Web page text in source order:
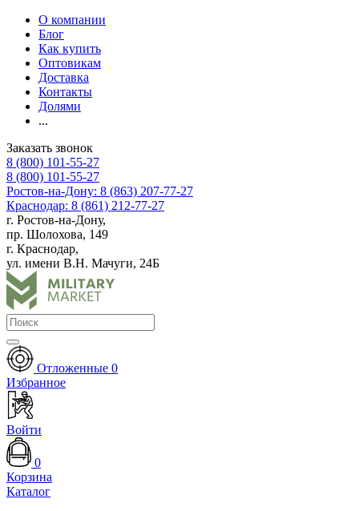
О компании
Блог
Как купить
Оптовикам
Доставка
Контакты
Долями
...
Заказать звонок
8 (800) 101-55-27
8 (800) 101-55-27
Ростов-на-Дону: 8 (863) 207-77-27
Краснодар: 8 (861) 212-77-27
г. Ростов-на-Дону,
пр. Шолохова, 149
г. Краснодар,
ул. имени В.Н. Мачуги, 24Б
Отложенные 0
Избранное
Войти
0
Корзина
Каталог